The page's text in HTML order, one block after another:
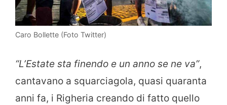
Caro Bollette (Foto Twitter)
“L’Estate sta finendo e un anno se ne va”,
cantavano a squarciagola, quasi quaranta
anni fa, i Righeria creando di fatto quello